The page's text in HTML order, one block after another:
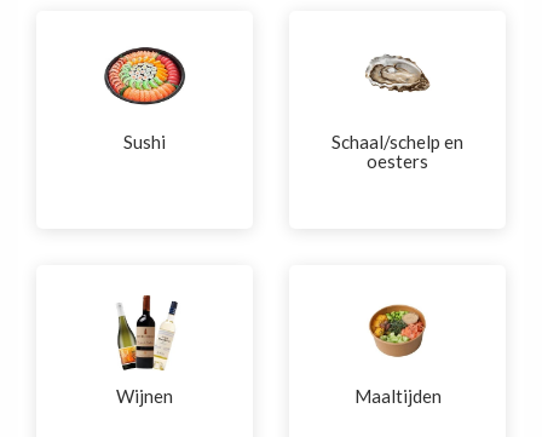
Sushi
Schaal/schelp en
oesters
Wijnen Maaltijden